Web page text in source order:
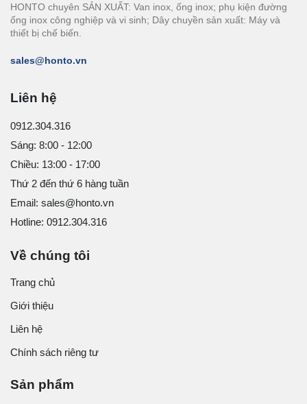
HONTO chuyên SẢN XUẤT: Van inox, ống inox; phụ kiện đường
ống inox công nghiệp và vi sinh; Dây chuyền sản xuất: Máy và
thiết bị chế biến.
sales@honto.vn
Liên hệ
0912.304.316
Sáng: 8:00 - 12:00
Chiều: 13:00 - 17:00
Thứ 2 đến thứ 6 hàng tuần
Email: sales@honto.vn
Hotline: 0912.304.316
Về chúng tôi
Trang chủ
Giới thiệu
Liên hệ
Chính sách riêng tư
Sản phẩm